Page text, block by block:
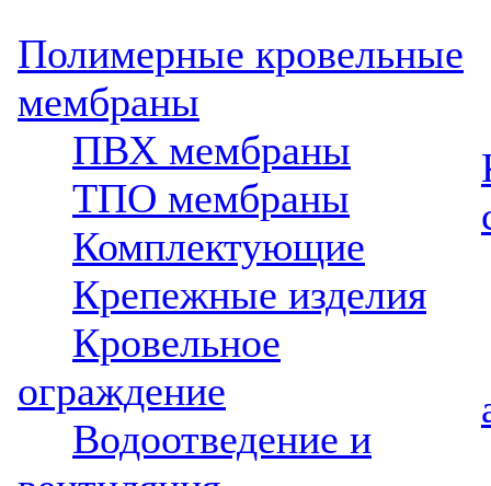
Полимерные кровельные
мембраны
ПВХ мембраны
ТПО мембраны
Комплектующие
Крепежные изделия
Кровельное
ограждение
Водоотведение и